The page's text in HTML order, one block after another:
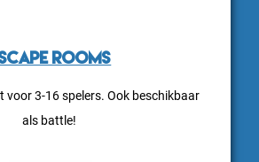
ROOMS
voor 3-16 spelers. Ook beschikbaar
als battle!